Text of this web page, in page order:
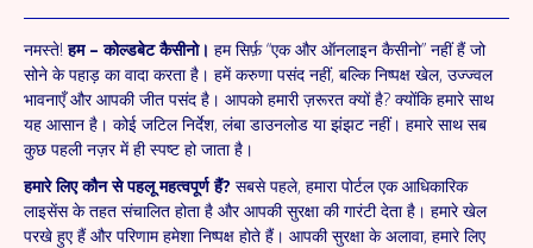
नमस्ते!हम – कोल्डबेट कैसीनो। हम सिर्फ़ “एक और ऑनलाइन कैसीनो” नहीं हैं जो
सोने के पहाड़ का वादा करता है। हमें करुणा पसंद नहीं, बल्कि निष्पक्ष खेल, उज्ज्वल
भावनाएँ और आपकी जीत पसंद है। आपको हमारी ज़रूरत क्यों है? क्योंकि हमारे साथ
यह आसान है। कोई जटिल निर्देश, लंबा डाउनलोड या झंझट नहीं। हमारे साथ सब
कुछ पहली नज़र में ही स्पष्ट हो जाता है।
हमारे लिए कौन से पहलू महत्वपूर्ण हैं? सबसे पहले, हमारा पोर्टल एक आधिकारिक
लाइसेंस के तहत संचालित होता है और आपकी सुरक्षा की गारंटी देता है। हमारे खेल
परखे हुए हैं और परिणाम हमेशा निष्पक्ष होते हैं। आपकी सुरक्षा के अलावा, हमारे लिए